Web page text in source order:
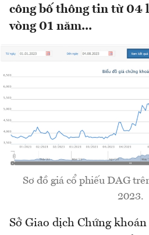
công bố thông tin từ 04
vòng 01 năm...
Sơ đồ giá cổ phiếu DAG
2023.
Sở Giao dịch Chứng